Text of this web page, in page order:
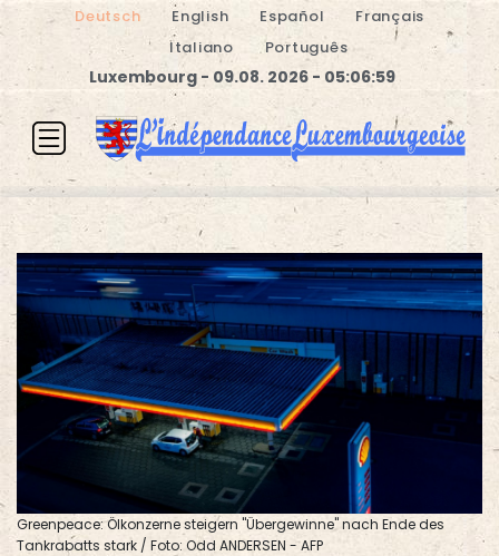
Deutsch English Español
Français
Italiano
Português
Luxembourg - 09.08. 2026 - 05:06:59
Greenpeace: Ölkonzerne steigern "Übergewinne" nach Ende des
Tankrabatts stark / Foto: Odd ANDERSEN - AFP